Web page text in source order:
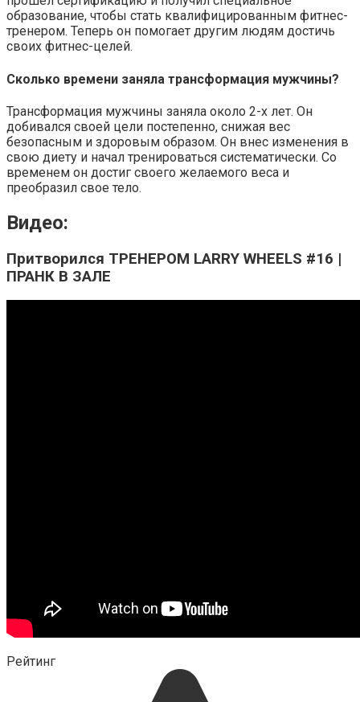
образование, чтобы стать квалифицированным фитнес-
тренером. Теперь он помогает другим людям достичь
своих фитнес-целей.
Сколько времени заняла трансформация мужчины?
Трансформация мужчины заняла около 2-х лет. Он
добивался своей цели постепенно, снижая вес
безопасным и здоровым образом. Он внес изменения в
свою диету и начал тренироваться систематически. Со
временем он достиг своего желаемого веса и
преобразил свое тело.
Видео:
Притворился ТРЕНЕРОМ LARRY WHEELS #16 |
ПРАНК В ЗАЛЕ
Рейтинг